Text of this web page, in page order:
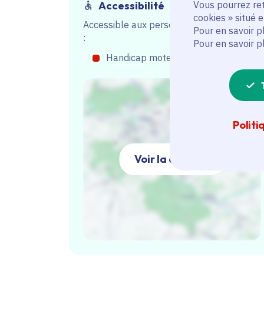
Vous pourrez
cookies » situé
Pour en savoir
Pour en savoir
Accessibilité
Accessible aux personnes en situation de
:
Handicap moteur
Voir la carte